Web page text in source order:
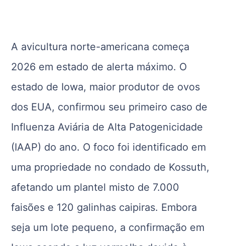
A avicultura norte-americana começa
2026 em estado de alerta máximo. O
estado de Iowa, maior produtor de ovos
dos EUA, confirmou seu primeiro caso de
Influenza Aviária de Alta Patogenicidade
(IAAP) do ano. O foco foi identificado em
uma propriedade no condado de Kossuth,
afetando um plantel misto de 7.000
faisões e 120 galinhas caipiras. Embora
seja um lote pequeno, a confirmação em